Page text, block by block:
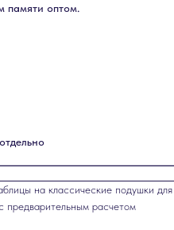
памяти оптом.
на классические подушки для
предварительным расчетом